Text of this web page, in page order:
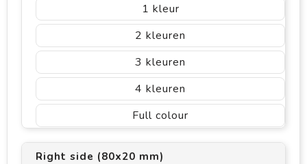
1
2
3
4
Full colour
Right side (80x20 mm)